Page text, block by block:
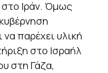
στο Ιράν. Όμως
να παρέχει υλική
στο Ισραήλ
στη Γάζα,